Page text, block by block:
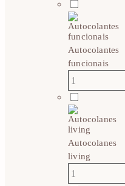
Autocolantes
funcionais
Autocolanes
living